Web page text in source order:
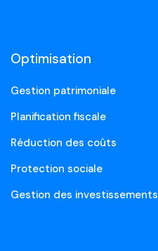
Optimisation
Gestion patrimoniale
Planification fiscale
Réduction des coûts
Protection sociale
Gestion des investissements